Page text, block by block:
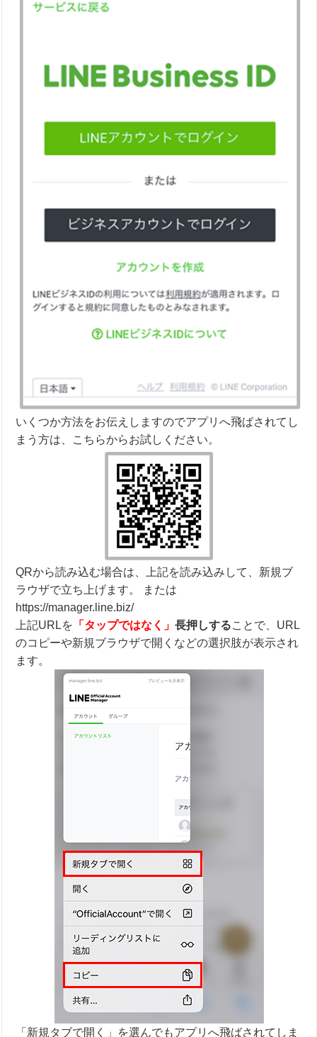
いくつか方法をお伝えしますのでアプリへ飛ばされてし
まう方は、こちらからお試しください。
QRから読み込む場合は、上記を読み込みして、新規ブ
ラウザで立ち上げます。 または
https://manager.line.biz/
上記URLを 「タップではなく」 長押しすることで、URL
のコピーや新規ブラウザで開くなどの選択肢が表示され
ます。
「新規タブで開く」を選んでもアプリへ飛ばされてしま